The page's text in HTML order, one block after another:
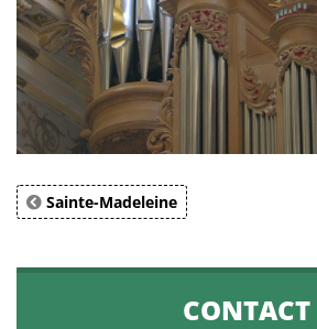
Sainte-Madeleine
CONTACT